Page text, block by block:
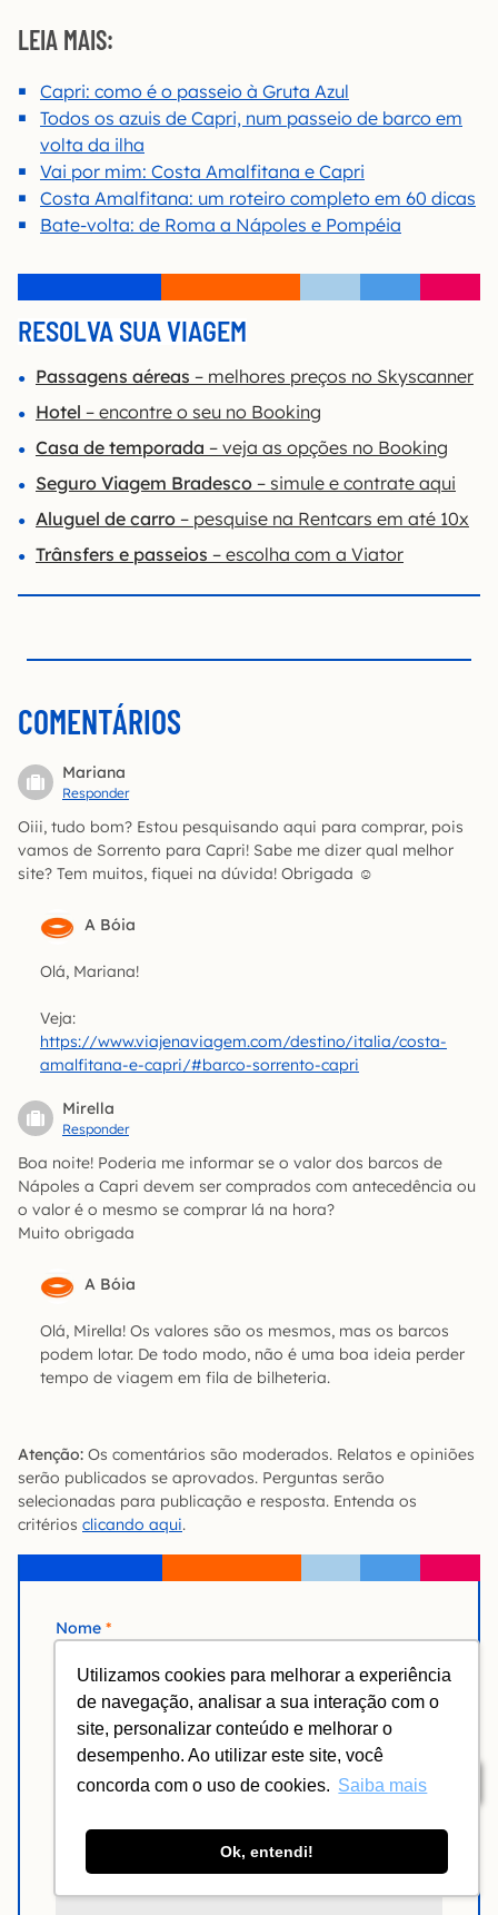
Utilizamos cookies para melhorar a experiência
de navegação, analisar a sua interação com o
site, personalizar conteúdo e melhorar o
desempenho. Ao utilizar este site, você
concorda com o uso de cookies. Saiba mais
Ok, entendi!
Índice
LEIA MAIS:
Capri: como é o passeio à Gruta Azul
Todos os azuis de Capri, num passeio de barco em
volta da ilha
Vai por mim: Costa Amalfitana e Capri
Costa Amalfitana: um roteiro completo em 60 dicas
Bate-volta: de Roma a Nápoles e Pompéia
RESOLVA SUA VIAGEM
Passagens aéreas – melhores preços no Skyscanner
Hotel – encontre o seu no Booking
Casa de temporada – veja as opções no Booking
Seguro Viagem Bradesco – simule e contrate aqui
Aluguel de carro – pesquise na Rentcars em até 10x
Trânsfers e passeios – escolha com a Viator
COMENTÁRIOS
Mariana
Responder
Oiii, tudo bom? Estou pesquisando aqui para comprar, pois
vamos de Sorrento para Capri! Sabe me dizer qual melhor
site? Tem muitos, fiquei na dúvida! Obrigada ☺️
A Bóia
Olá, Mariana!
Veja:
https://www.viajenaviagem.com/destino/italia/costa-
amalfitana-e-capri/#barco-sorrento-capri
Mirella
Responder
Boa noite! Poderia me informar se o valor dos barcos de
Nápoles a Capri devem ser comprados com antecedência ou
o valor é o mesmo se comprar lá na hora?
Muito obrigada
A Bóia
Olá, Mirella! Os valores são os mesmos, mas os barcos
podem lotar. De todo modo, não é uma boa ideia perder
tempo de viagem em fila de bilheteria.
Atenção: Os comentários são moderados. Relatos e opiniões
serão publicados se aprovados. Perguntas serão
selecionadas para publicação e resposta. Entenda os
critérios clicando aqui.
Nome
Email
Comentário